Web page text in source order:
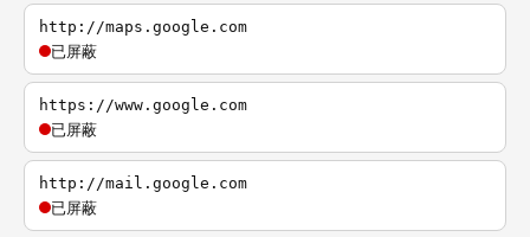
http://maps.google.com
已屏蔽
https://www.google.com
已屏蔽
http://mail.google.com
已屏蔽